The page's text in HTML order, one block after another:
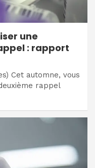
une
: rapport
Cet automne, vous
rappel